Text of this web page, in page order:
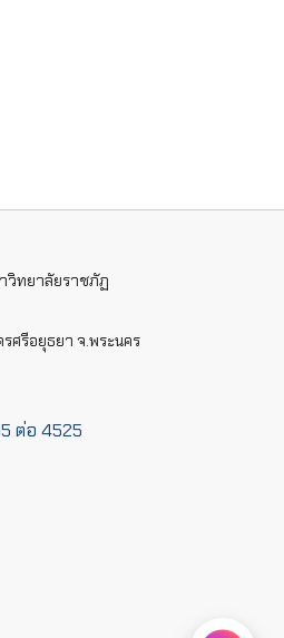
วิทยาลัยราชภัฏ
ศรีอยุธยา จ.พระนคร
ต่อ 4525